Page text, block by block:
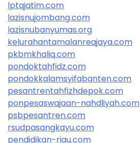
lptqjatim.com
lazisnujombang.com
lazisnubanyumas.org
kelurahantamalanreajaya.com
pkbmkhaliq.com
pondoktahfidz.com
pondokkalamsyifabanten.com
pesantrentahfizhdepok.com
ponpesaswajaan-nahdliyah.com
psbpesantren.com
rsudpasangkayu.com
pendidikan-riau.com